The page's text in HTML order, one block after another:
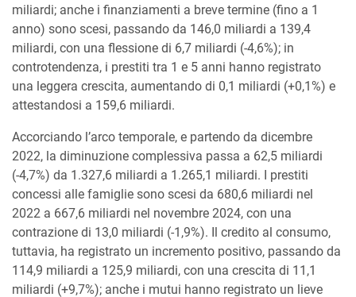
miliardi; anche i finanziamenti a breve termine (fino a 1
anno) sono scesi, passando da 146,0 miliardi a 139,4
miliardi, con una flessione di 6,7 miliardi (-4,6%); in
controtendenza, i prestiti tra 1 e 5 anni hanno registrato
una leggera crescita, aumentando di 0,1 miliardi (+0,1%) e
attestandosi a 159,6 miliardi.
Accorciando l’arco temporale, e partendo da dicembre
2022, la diminuzione complessiva passa a 62,5 miliardi
(-4,7%) da 1.327,6 miliardi a 1.265,1 miliardi. I prestiti
concessi alle famiglie sono scesi da 680,6 miliardi nel
2022 a 667,6 miliardi nel novembre 2024, con una
contrazione di 13,0 miliardi (-1,9%). Il credito al consumo,
tuttavia, ha registrato un incremento positivo, passando da
114,9 miliardi a 125,9 miliardi, con una crescita di 11,1
miliardi (+9,7%); anche i mutui hanno registrato un lieve